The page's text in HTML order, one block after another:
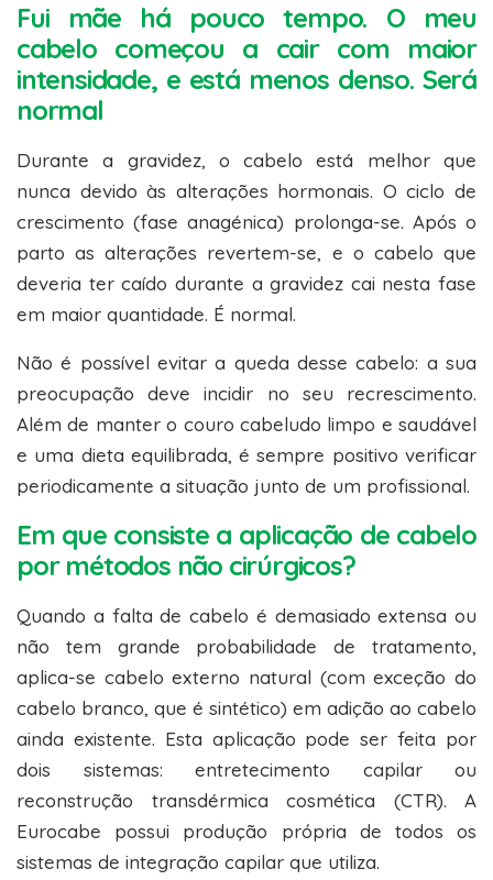
Fui mãe há pouco tempo. O meu
cabelo começou a cair com maior
intensidade, e está menos denso. Será
normal
Durante a gravidez, o cabelo está melhor que
nunca devido às alterações hormonais. O ciclo de
crescimento (fase anagénica) prolonga-se. Após o
parto as alterações revertem-se, e o cabelo que
deveria ter caído durante a gravidez cai nesta fase
em maior quantidade. É normal.
Não é possível evitar a queda desse cabelo: a sua
preocupação deve incidir no seu recrescimento.
Além de manter o couro cabeludo limpo e saudável
e uma dieta equilibrada, é sempre positivo verificar
periodicamente a situação junto de um profissional.
Em que consiste a aplicação de cabelo
por métodos não cirúrgicos?
Quando a falta de cabelo é demasiado extensa ou
não tem grande probabilidade de tratamento,
aplica-se cabelo externo natural (com exceção do
cabelo branco, que é sintético) em adição ao cabelo
ainda existente. Esta aplicação pode ser feita por
dois sistemas: entretecimento capilar ou
reconstrução transdérmica cosmética (CTR). A
Eurocabe possui produção própria de todos os
sistemas de integração capilar que utiliza.